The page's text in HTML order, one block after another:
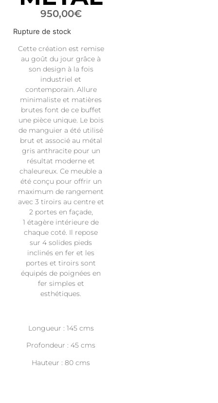
950,00€
Rupture de stock
Cette création est remise
au goût du jour grâce à
son design à la fois
industriel et
contemporain. Allure
minimaliste et matières
brutes font de ce buffet
une pièce unique. Le bois
de manguier a été utilisé
brut et associé au métal
gris anthracite pour un
résultat moderne et
chaleureux. Ce meuble a
été conçu pour offrir un
maximum de rangement
avec 3 tiroirs au centre et
2 portes en façade,
1étagère intérieure de
chaque coté. Il repose
sur 4 solides pieds
inclinés en fer et les
portes et tiroirs sont
équipés de poignées en
fer simples et
esthétiques.
Longueur : 145 cms
Profondeur : 45 cms
Hauteur : 80 cms